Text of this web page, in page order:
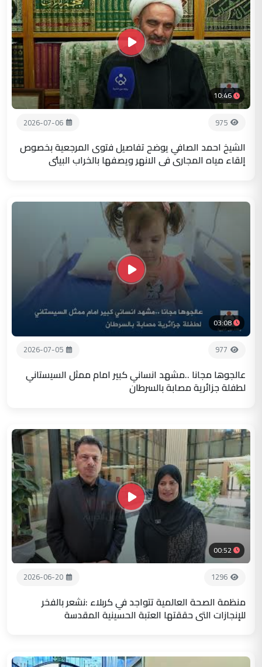
10:46
975
2026-07-06
الشيخ احمد الصافي يوضح تفاصيل فتوى المرجعية بخصوص
إلقاء مياه المجاري في الانهر ويصفها بالخراب البيئي
03:08
977
2026-07-05
عالجوها مجانا ..مشهد انساني كبير امام ممثل السيستاني
لطفلة جزائرية مصابة بالسرطان
00:52
1296
2026-06-20
منظمة الصحة العالمية تتواجد في كربلاء :نشعر بالفخر
للإنجازات التي حققتها العتبة الحسينية المقدسة